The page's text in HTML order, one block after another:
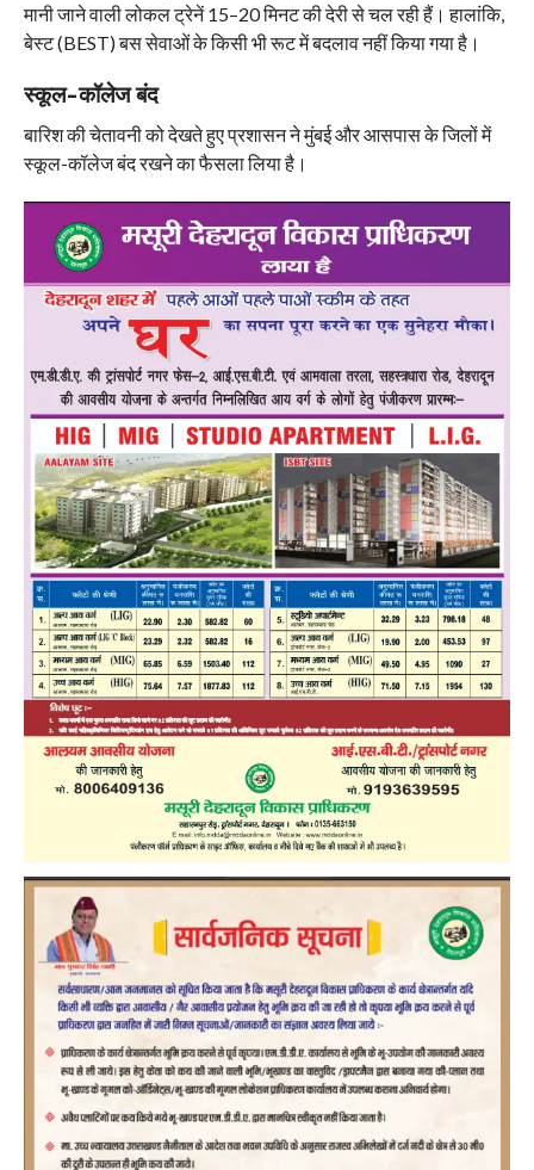
मानी जाने वाली लोकल ट्रेनें 15–20 मिनट की देरी से चल रही हैं। हालांकि,
बेस्ट (BEST) बस सेवाओं के किसी भी रूट में बदलाव नहीं किया गया है।
स्कूल-कॉलेज बंद
बारिश की चेतावनी को देखते हुए प्रशासन ने मुंबई और आसपास के जिलों में
स्कूल-कॉलेज बंद रखने का फैसला लिया है।